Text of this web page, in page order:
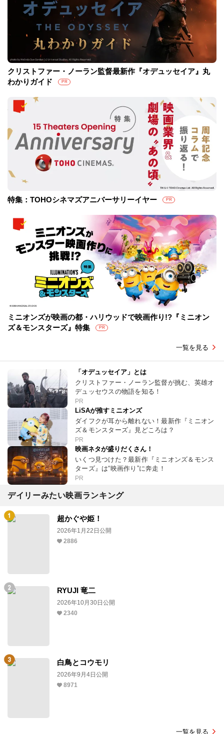
クリストファー・ノーラン監督最新作『オデュッセイア』丸
わかりガイド
PR
特集：TOHOシネマズアニバーサリーイヤー PR
ミニオンズが映画の都・ハリウッドで映画作り!?『ミニオン
ズ＆モンスターズ』特集
PR
一覧を見る
「オデュッセイア」とは
クリストファー・ノーラン監督が挑む、英雄オ
デュッセウスの物語を知る！
PR
LiSAが推すミニオンズ
ダイフクが耳から離れない！最新作『ミニオン
ズ＆モンスターズ』見どころは？
PR
映画ネタが盛りだくさん！
いくつ見つけた？最新作『ミニオンズ＆モンス
ターズ』は“映画作り”に奔走！
PR
デイリーみたい映画ランキング
超かぐや姫！
2026年1月22日公開
2886
RYUJI 竜二
2026年10月30日公開
2340
白鳥とコウモリ
2026年9月4日公開
8971
一覧を見る